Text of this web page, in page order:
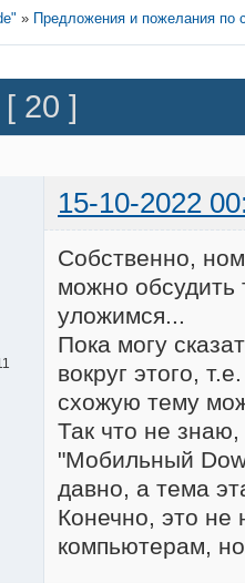
» Предложения и пожелания по
20 ]
15-10-2022
Собственно,
можно обсудить
уложимся...
Пока могу
вокруг этого,
схожую тему
Так что не
"Мобильный
давно, а тема
Конечно, это
компьютерам,